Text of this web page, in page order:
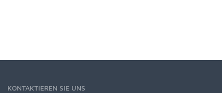
KONTAKTIEREN SIE UNS